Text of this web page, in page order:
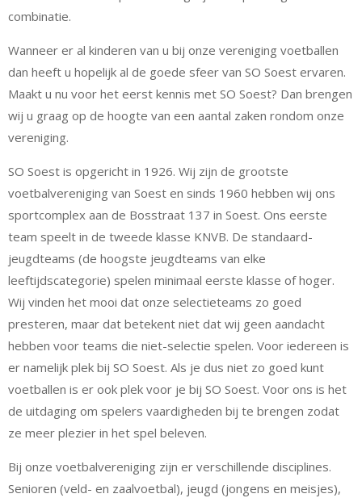
combinatie.
Wanneer er al kinderen van u bij onze vereniging voetballen
dan heeft u hopelijk al de goede sfeer van SO Soest ervaren.
Maakt u nu voor het eerst kennis met SO Soest? Dan brengen
wij u graag op de hoogte van een aantal zaken rondom onze
vereniging.
SO Soest is opgericht in 1926. Wij zijn de grootste
voetbalvereniging van Soest en sinds 1960 hebben wij ons
sportcomplex aan de Bosstraat 137 in Soest. Ons eerste
team speelt in de tweede klasse KNVB. De standaard-
jeugdteams (de hoogste jeugdteams van elke
leeftijdscategorie) spelen minimaal eerste klasse of hoger.
Wij vinden het mooi dat onze selectieteams zo goed
presteren, maar dat betekent niet dat wij geen aandacht
hebben voor teams die niet-selectie spelen. Voor iedereen is
er namelijk plek bij SO Soest. Als je dus niet zo goed kunt
voetballen is er ook plek voor je bij SO Soest. Voor ons is het
de uitdaging om spelers vaardigheden bij te brengen zodat
ze meer plezier in het spel beleven.
Bij onze voetbalvereniging zijn er verschillende disciplines.
Senioren (veld- en zaalvoetbal), jeugd (jongens en meisjes),